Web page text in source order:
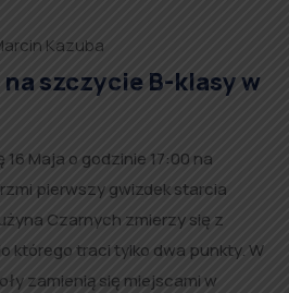
Kazuba
szczycie B-klasy w
Maja o godzinie 17:00 na
pierwszy gwizdek starcia
Czarnych zmierzy się z
którego traci tylko dwa punkty. W
zamienią się miejscami w